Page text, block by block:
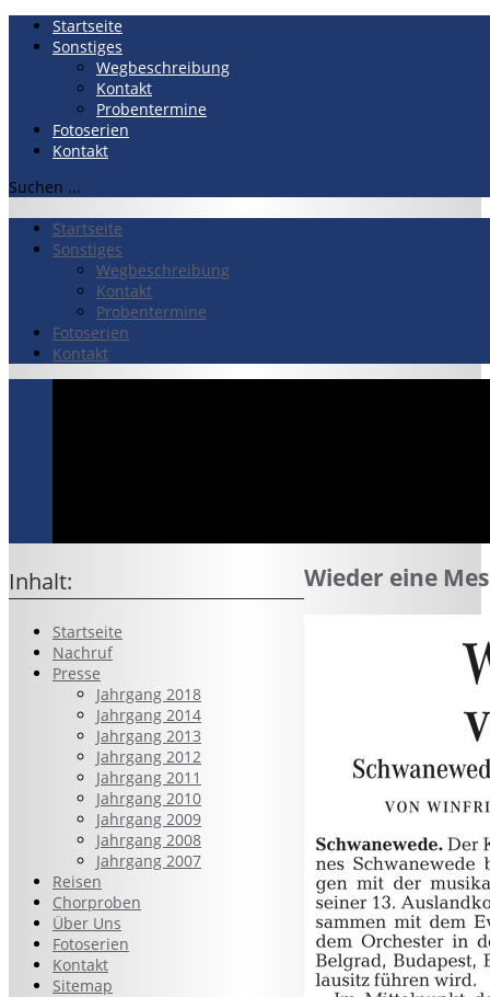
Startseite
Sonstiges
Wegbeschreibung
Kontakt
Probentermine
Fotoserien
Kontakt
Suchen ...
Startseite
Sonstiges
Wegbeschreibung
Kontakt
Probentermine
Fotoserien
Kontakt
Inhalt:
Startseite
Nachruf
Presse
Jahrgang 2018
Jahrgang 2014
Jahrgang 2013
Jahrgang 2012
Jahrgang 2011
Jahrgang 2010
Jahrgang 2009
Jahrgang 2008
Jahrgang 2007
Reisen
Chorproben
Über Uns
Fotoserien
Kontakt
Sitemap
Wieder eine